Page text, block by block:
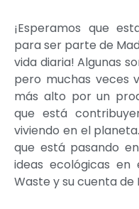
¡Esperamos que
para ser parte de
vida diaria! Algunas
pero muchas veces
más alto por un
que está
viviendo en el
que está pasando
ideas ecológicas
Waste y su cuenta de